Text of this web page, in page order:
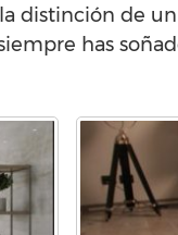
distinción de
has